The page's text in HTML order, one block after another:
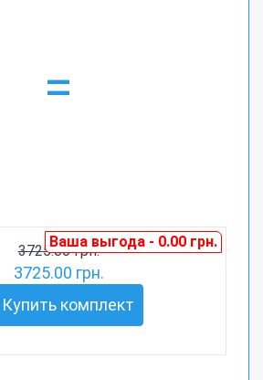
=
Ваша выгода - 0.00 грн.
3725.00 грн.
3725.00 грн.
Купить комплект